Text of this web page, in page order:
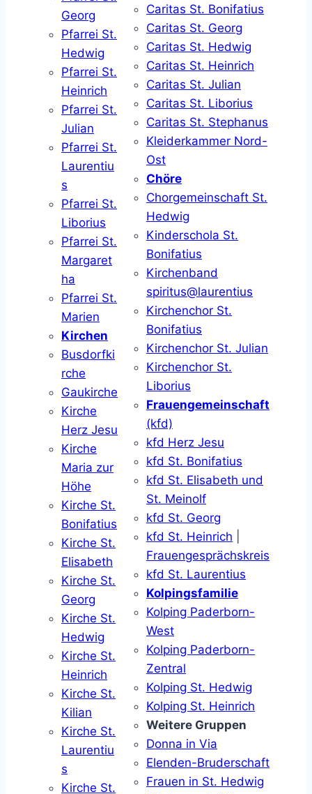
Georg
Pfarrei St.
Hedwig
Pfarrei St.
Heinrich
Pfarrei St.
Julian
Pfarrei St.
Laurentiu
s
Pfarrei St.
Liborius
Pfarrei St.
Margaret
ha
Pfarrei St.
Marien
Kirchen
Busdorfki
rche
Gaukirche
Kirche
Herz Jesu
Kirche
Maria zur
Höhe
Kirche St.
Bonifatius
Kirche St.
Elisabeth
Kirche St.
Georg
Kirche St.
Hedwig
Kirche St.
Heinrich
Kirche St.
Kilian
Kirche St.
Laurentiu
s
Kirche St.
Caritas St. Bonifatius
Caritas St. Georg
Caritas St. Hedwig
Caritas St. Heinrich
Caritas St. Julian
Caritas St. Liborius
Caritas St. Stephanus
Kleiderkammer Nord-
Ost
Chöre
Chorgemeinschaft St.
Hedwig
Kinderschola St.
Bonifatius
Kirchenband
spiritus@laurentius
Kirchenchor St.
Bonifatius
Kirchenchor St. Julian
Kirchenchor St.
Liborius
Frauengemeinschaft
(kfd)
kfd Herz Jesu
kfd St. Bonifatius
kfd St. Elisabeth und
St. Meinolf
kfd St. Georg
kfd St. Heinrich
Frauengesprächskreis
kfd St. Laurentius
Kolpingsfamilie
Kolping Paderborn-
West
Kolping Paderborn-
Zentral
Kolping St. Hedwig
Kolping St. Heinrich
Weitere Gruppen
Donna in Via
Elenden-Bruderschaft
Frauen in St. Hedwig